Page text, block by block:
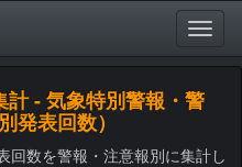
- 気象特別警報・警
発表回数）
回数を警報・注意報別に集計し